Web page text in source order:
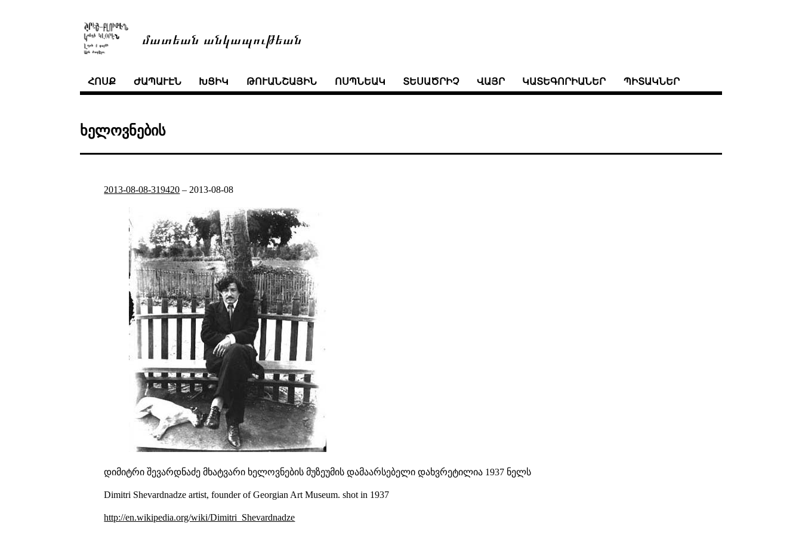
մատեան անկապութեան
ՀՈՍՔ ԺԱՊԱՒԷՆ ԽՑԻԿ ԹՈՒԱՆՇԱՅԻՆ ՈՍՊՆԵԱԿ ՏԵՍԱԾՐԻՉ ՎԱՅՐ ԿԱՏԵԳՈՐԻԱՆԵՐ ՊԻՏԱԿՆԵՐ
ხელოვნების
2013-08-08-319420 – 2013-08-08
დიმიტრი შევარდნაძე მხატვარი ხელოვნების მუზეუმის დამაარსებელი დახვრეტილია 1937 ნელს
Dimitri Shevardnadze artist, founder of Georgian Art Museum. shot in 1937
http://en.wikipedia.org/wiki/Dimitri_Shevardnadze